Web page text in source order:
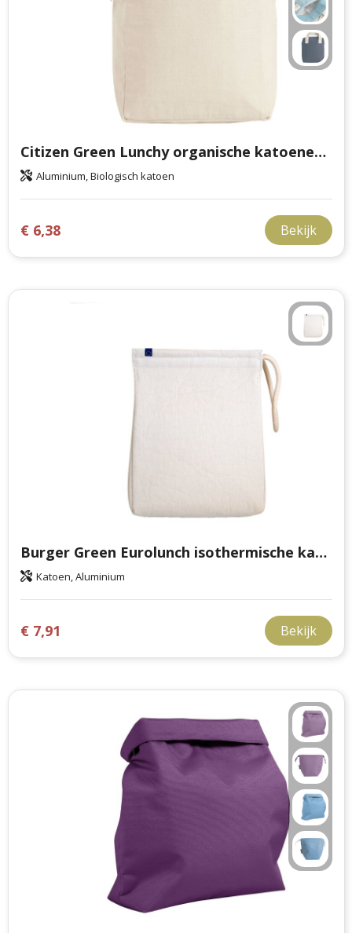
Citizen Green Lunchy organische katoenen lunchtas
Aluminium, Biologisch katoen
€ 6,38 Bekijk
Burger Green Eurolunch isothermische katoenen lunchtas
Katoen, Aluminium
€ 7,91 Bekijk